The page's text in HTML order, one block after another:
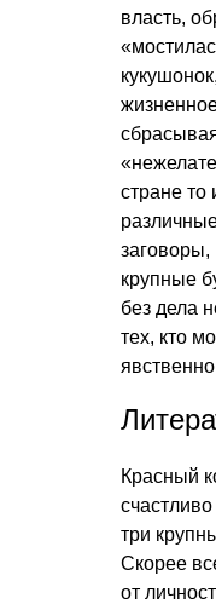
власть,
стране то
крупные
без дела
тех, кто
Красный
три
Скорее
от